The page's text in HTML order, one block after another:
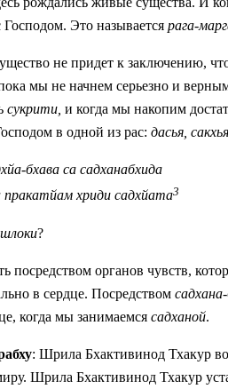
Это называется рага-
не придет к заключению,
мы не начнем серьезно и
сукрити, и когда мы накопим
в одной из рас: дасья, сакхья,
бхава са садханабхида
пракатйам хриди садхйата3
шлоки?
посредством органов чувств,
в сердце. Посредством
когда мы занимаемся садханой.
: Шрила Бхактивинод Тхакур
Шрила Бхактивинод Тхакур